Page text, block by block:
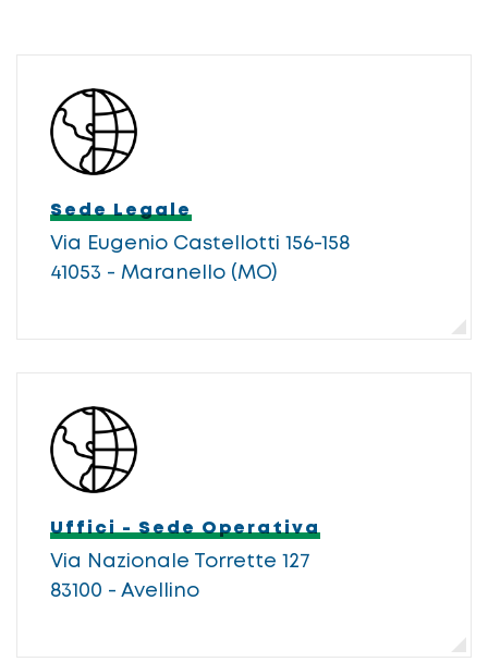
Sede Legale
Via Eugenio Castellotti 156-158
41053 - Maranello (MO)
Uffici - Sede Operativa
Via Nazionale Torrette 127
83100 - Avellino